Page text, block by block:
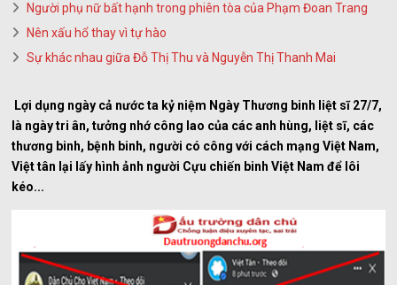
Người phụ nữ bất hạnh trong phiên tòa của Phạm Đoan Trang
Nên xấu hổ thay vì tự hào
Sự khác nhau giữa Đỗ Thị Thu và Nguyễn Thị Thanh Mai
Lợi dụng ngày cả nước ta kỷ niệm Ngày Thương binh liệt sĩ 27/7,
là ngày tri ân, tưởng nhớ công lao của các anh hùng, liệt sĩ, các
thương binh, bệnh binh, người có công với cách mạng Việt Nam,
Việt tân lại lấy hình ảnh người Cựu chiến binh Việt Nam để lôi
kéo...